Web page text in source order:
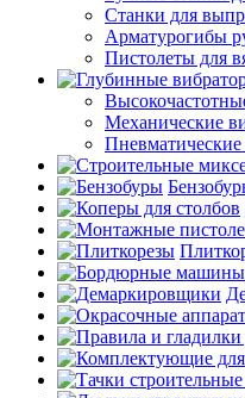
Станки для
Арматурогибы
Пистолеты для
Механические